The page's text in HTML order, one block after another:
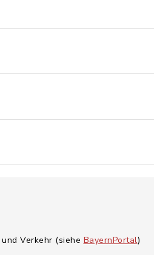
Verkehr (siehe BayernPortal)